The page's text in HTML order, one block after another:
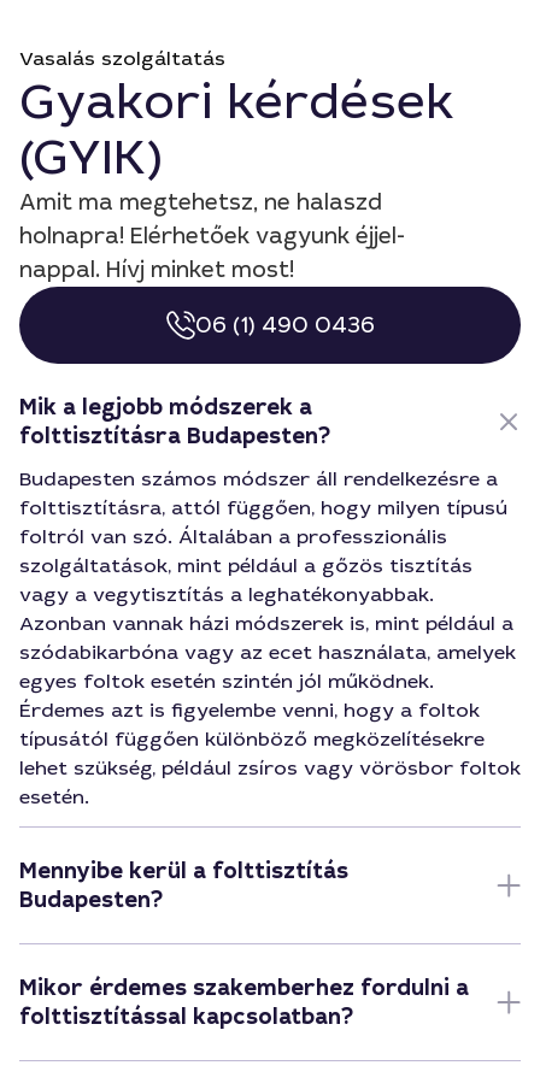
Vasalás szolgáltatás
Gyakori kérdések
(GYIK)
Amit ma megtehetsz, ne halaszd
holnapra! Elérhetőek vagyunk éjjel-
nappal. Hívj minket most!
06 (1) 490 0436
Mik a legjobb módszerek a
folttisztításra Budapesten?
Budapesten számos módszer áll rendelkezésre a
folttisztításra, attól függően, hogy milyen típusú
foltról van szó. Általában a professzionális
szolgáltatások, mint például a gőzös tisztítás
vagy a vegytisztítás a leghatékonyabbak.
Azonban vannak házi módszerek is, mint például a
szódabikarbóna vagy az ecet használata, amelyek
egyes foltok esetén szintén jól működnek.
Érdemes azt is figyelembe venni, hogy a foltok
típusától függően különböző megközelítésekre
lehet szükség, például zsíros vagy vörösbor foltok
esetén.
Mennyibe kerül a folttisztítás
Budapesten?
Mikor érdemes szakemberhez fordulni a
folttisztítással kapcsolatban?